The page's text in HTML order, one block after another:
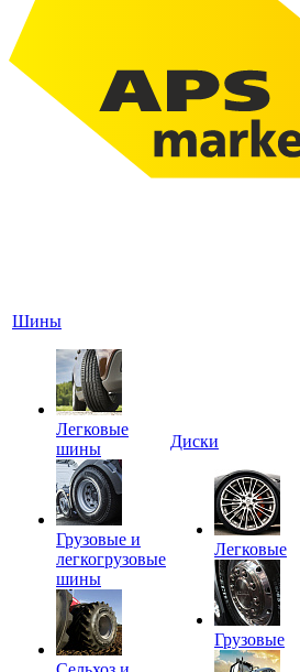
Шины
Легковые
шины
Грузовые и
легкогрузовые
шины
Диски
Легковые
Грузовые